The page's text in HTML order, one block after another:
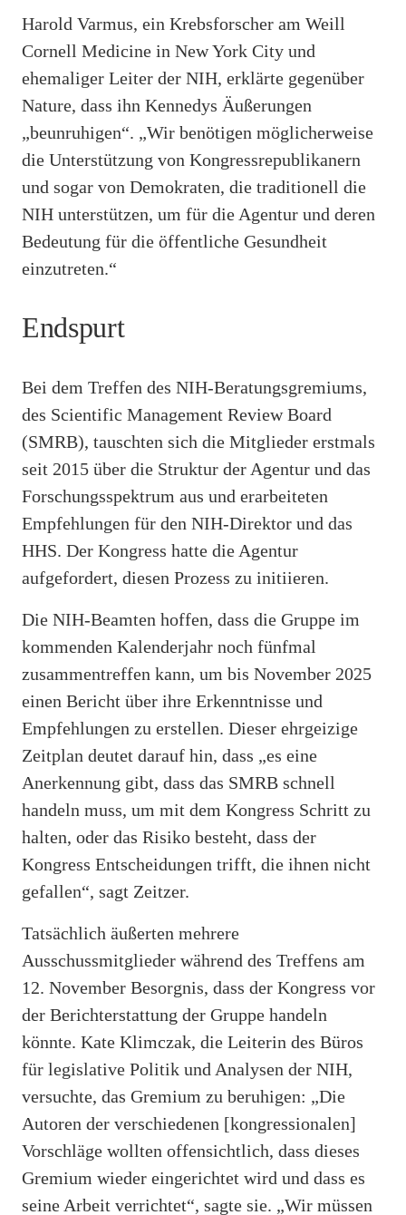
Harold Varmus, ein Krebsforscher am Weill
Cornell Medicine in New York City und
ehemaliger Leiter der NIH, erklärte gegenüber
Nature, dass ihn Kennedys Äußerungen
„beunruhigen“. „Wir benötigen möglicherweise
die Unterstützung von Kongressrepublikanern
und sogar von Demokraten, die traditionell die
NIH unterstützen, um für die Agentur und deren
Bedeutung für die öffentliche Gesundheit
einzutreten.“
Endspurt
Bei dem Treffen des NIH-Beratungsgremiums,
des Scientific Management Review Board
(SMRB), tauschten sich die Mitglieder erstmals
seit 2015 über die Struktur der Agentur und das
Forschungsspektrum aus und erarbeiteten
Empfehlungen für den NIH-Direktor und das
HHS. Der Kongress hatte die Agentur
aufgefordert, diesen Prozess zu initiieren.
Die NIH-Beamten hoffen, dass die Gruppe im
kommenden Kalenderjahr noch fünfmal
zusammentreffen kann, um bis November 2025
einen Bericht über ihre Erkenntnisse und
Empfehlungen zu erstellen. Dieser ehrgeizige
Zeitplan deutet darauf hin, dass „es eine
Anerkennung gibt, dass das SMRB schnell
handeln muss, um mit dem Kongress Schritt zu
halten, oder das Risiko besteht, dass der
Kongress Entscheidungen trifft, die ihnen nicht
gefallen“, sagt Zeitzer.
Tatsächlich äußerten mehrere
Ausschussmitglieder während des Treffens am
12. November Besorgnis, dass der Kongress vor
der Berichterstattung der Gruppe handeln
könnte. Kate Klimczak, die Leiterin des Büros
für legislative Politik und Analysen der NIH,
versuchte, das Gremium zu beruhigen: „Die
Autoren der verschiedenen [kongressionalen]
Vorschläge wollten offensichtlich, dass dieses
Gremium wieder eingerichtet wird und dass es
seine Arbeit verrichtet“, sagte sie. „Wir müssen